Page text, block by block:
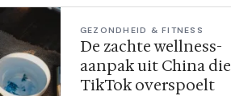
GEZONDHEID & FITNESS
De zachte wellness-
aanpak uit China die
TikTok overspoelt